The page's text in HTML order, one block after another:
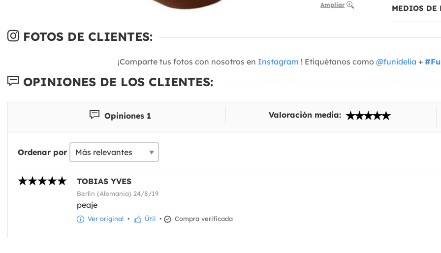
Ampliar MEDIOS DE
FOTOS DE CLIENTES:
¡Comparte tus fotos con nosotros en Instagram ! Etiquétanos como @funidelia +
OPINIONES DE LOS CLIENTES:
Opiniones 1 Valoración media:
Ordenar por
TOBIAS YVES
Berlin (Alemania) 24/8/19
peaje
Ver original • Útil • Compra verificada